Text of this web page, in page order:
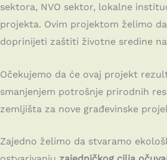
sektora, NVO sektor, lokalne
projekta. Ovim projektom želimo
doprinijeti zaštiti životne sredine
Očekujemo da će ovaj projekt
smanjenjem potrošnje prirodnih
zemljišta za nove građevinske
Zajedno želimo da stvaramo